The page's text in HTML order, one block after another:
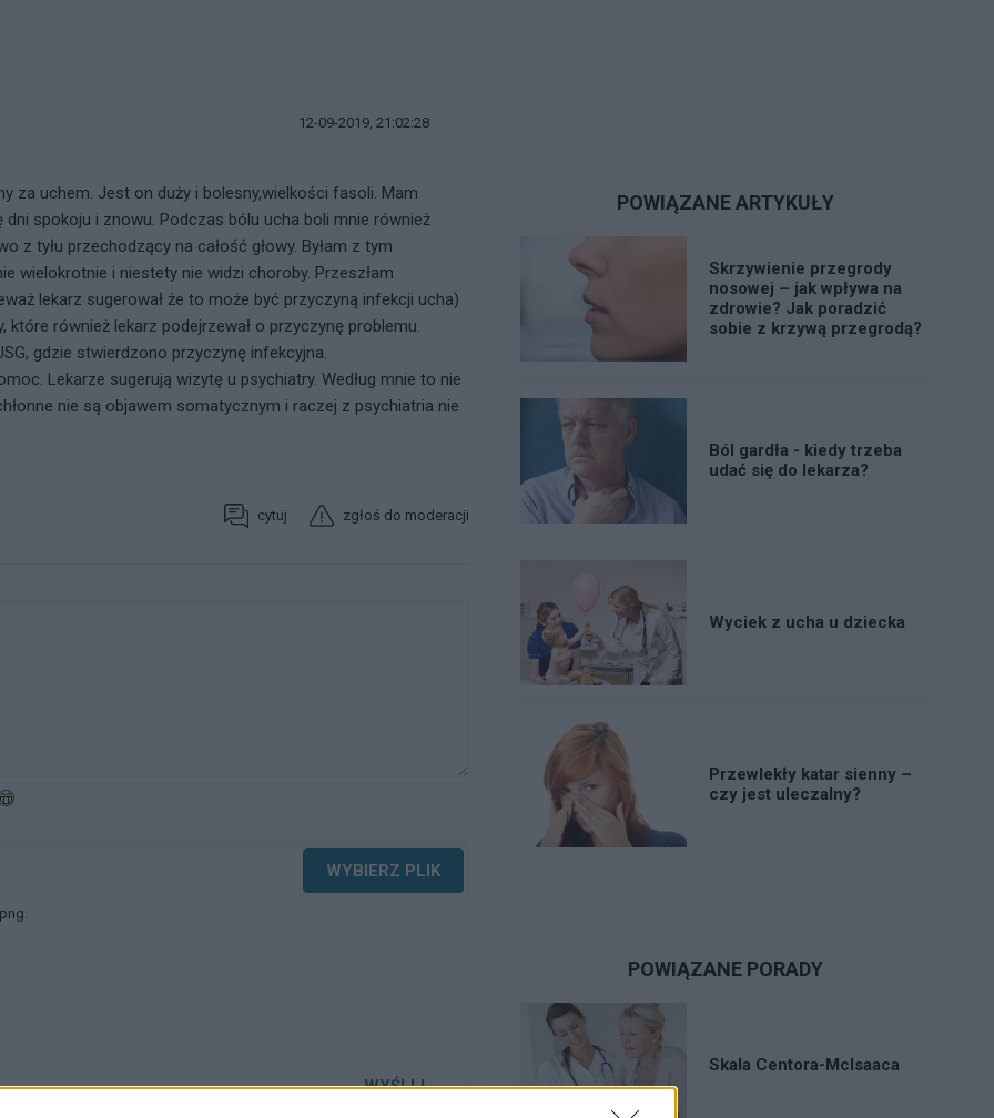
12-09-2019, 21:02:28
za uchem. Jest on duży i bolesny,wielkości fasoli. Mam
dni spokoju i znowu. Podczas bólu ucha boli mnie również
z tyłu przechodzący na całość głowy. Byłam z tym
wielokrotnie i niestety nie widzi choroby. Przeszłam
lekarz sugerował że to może być przyczyną infekcji ucha)
które również lekarz podejrzewał o przyczynę problemu.
gdzie stwierdzono przyczynę infekcyjna.
Lekarze sugerują wizytę u psychiatry. Według mnie to nie
nie są objawem somatycznym i raczej z psychiatria nie
cytuj zgłoś do moderacji
WYBIERZ PLIK
WYŚLIJ
POWIĄZANE ARTYKUŁY
Skrzywienie przegrody
nosowej – jak wpływa na
zdrowie? Jak poradzić
sobie z krzywą przegrodą?
Ból gardła - kiedy trzeba
udać się do lekarza?
Wyciek z ucha u dziecka
Przewlekły katar sienny –
czy jest uleczalny?
POWIĄZANE PORADY
Skala Centora-McIsaaca